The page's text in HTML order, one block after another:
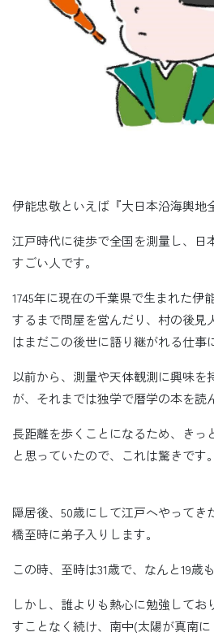
伊能忠敬といえば『大日本沿海輿地
江戸時代に徒歩で全国を測量し、日
すごい人です。
1745年に現在の千葉県で生まれた伊
するまで問屋を営んだり、村の後見
はまだこの後世に語り継がれる仕事
以前から、測量や天体観測に興味を
が、それまでは独学で暦学の本を読
長距離を歩くことになるため、きっ
と思っていたので、これは驚きです。
隠居後、50歳にして江戸へやってき
橋至時に弟子入りします。
この時、至時は31歳で、なんと19歳
しかし、誰よりも熱心に勉強してお
すことなく続け、南中(太陽が真南